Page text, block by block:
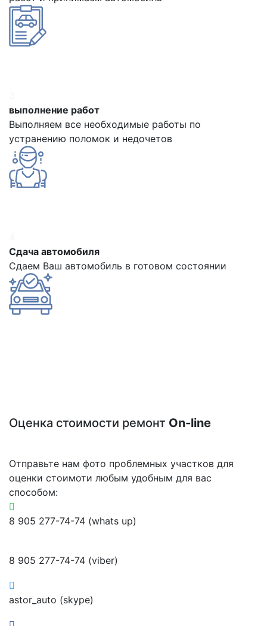
выполнение работ
Выполняем все необходимые работы по
устранению поломок и недочетов
Сдача автомобиля
Сдаем Ваш автомобиль в готовом состоянии
Оценка стоимости ремонт On-line
Отправьте нам фото проблемных участков для
оценки стоимоти любым удобным для вас
способом:
8 905 277-74-74 (whats up)
8 905 277-74-74 (viber)
astor_auto (skype)